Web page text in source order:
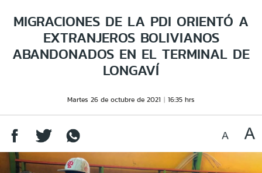
MIGRACIONES DE LA PDI ORIENTÓ A
EXTRANJEROS BOLIVIANOS
ABANDONADOS EN EL TERMINAL DE
LONGAVÍ
Martes 26 de octubre de 2021 16:35 hrs